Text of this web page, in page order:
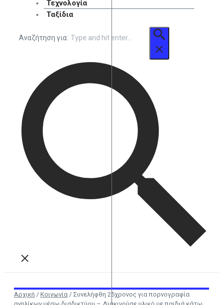
Τεχνολογία
Ταξίδια
Αναζήτηση για:
Αρχική / Κοινωνία / Συνελήφθη 25χρονος για πορνογραφία